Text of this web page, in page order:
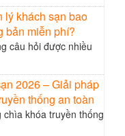
lý khách sạn bao
bản miễn phí?
câu hỏi được nhiều
2026 – Giải pháp
thống an toàn
khóa truyền thống